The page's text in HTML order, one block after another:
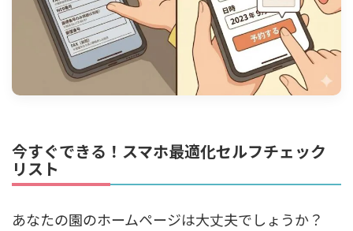
今すぐできる！スマホ最適化セルフチェック
リスト
あなたの園のホームページは大丈夫でしょうか？